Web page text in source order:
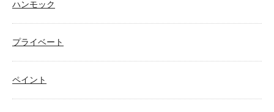
ハンモック
プライベート
ペイント